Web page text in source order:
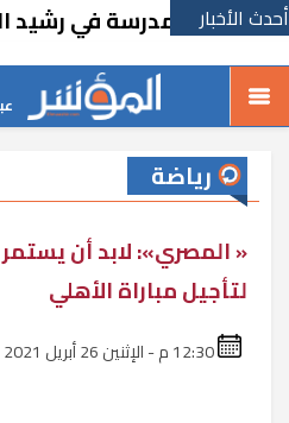
أحدث الأخبارمدرسة في رشيد
رياضة
« المصري»: لابد أن يستمر
لتأجيل مباراة الأهلي